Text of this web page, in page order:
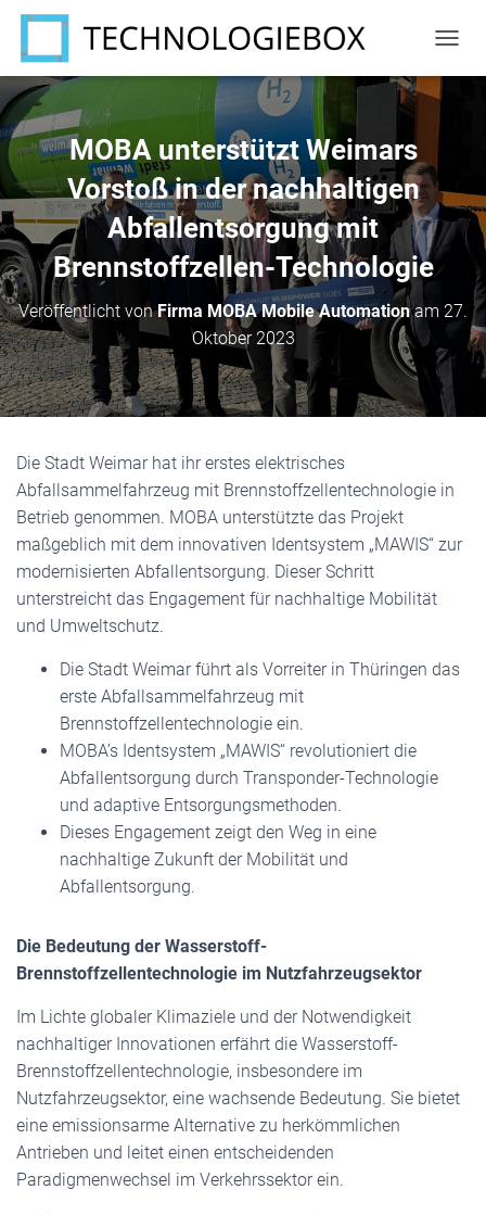
A
O
N
S
A
MOBA unterstützt Weimars
Vorstoß in der nachhaltigen
Abfallentsorgung mit
Brennstoffzellen-Technologie
Veröffentlicht vonFirma MOBA Mobile Automationam 27.
Oktober 2023
Die Stadt Weimar hat ihr erstes elektrisches
Abfallsammelfahrzeug mit Brennstoffzellentechnologie in
Betrieb genommen. MOBA unterstützte das Projekt
maßgeblich mit dem innovativen Identsystem „MAWIS“ zur
modernisierten Abfallentsorgung. Dieser Schritt
unterstreicht das Engagement für nachhaltige Mobilität
und Umweltschutz.
Die Stadt Weimar führt als Vorreiter in Thüringen das
erste Abfallsammelfahrzeug mit
Brennstoffzellentechnologie ein.
MOBA’s Identsystem „MAWIS“ revolutioniert die
Abfallentsorgung durch Transponder-Technologie
und adaptive Entsorgungsmethoden.
Dieses Engagement zeigt den Weg in eine
nachhaltige Zukunft der Mobilität und
Abfallentsorgung.
Die Bedeutung der Wasserstoff-
Brennstoffzellentechnologie im Nutzfahrzeugsektor
Im Lichte globaler Klimaziele und der Notwendigkeit
nachhaltiger Innovationen erfährt die Wasserstoff-
Brennstoffzellentechnologie, insbesondere im
Nutzfahrzeugsektor, eine wachsende Bedeutung. Sie bietet
eine emissionsarme Alternative zu herkömmlichen
Antrieben und leitet einen entscheidenden
Paradigmenwechsel im Verkehrssektor ein.